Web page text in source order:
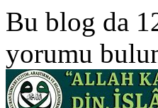
Bu blog da
yorumu